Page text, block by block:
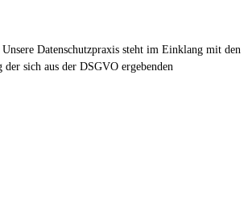
Datenschutzpraxis steht im Einklang mit den
sich aus der DSGVO ergebenden